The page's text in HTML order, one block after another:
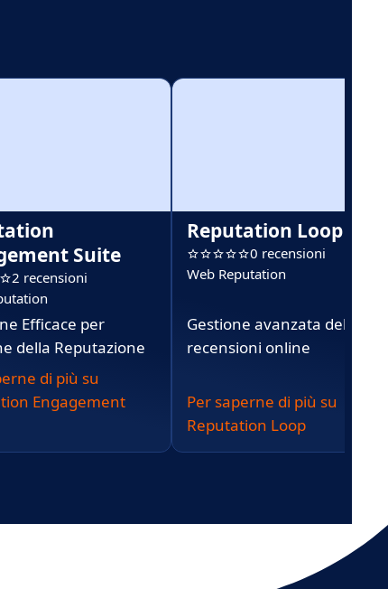
Suite
2 recensioni
Efficace per
della Reputazione
di più su
Engagement
Reputation Loop
0 recensioni
Web Reputation
Gestione avanzata delle
recensioni online
Per saperne di più su
Reputation Loop